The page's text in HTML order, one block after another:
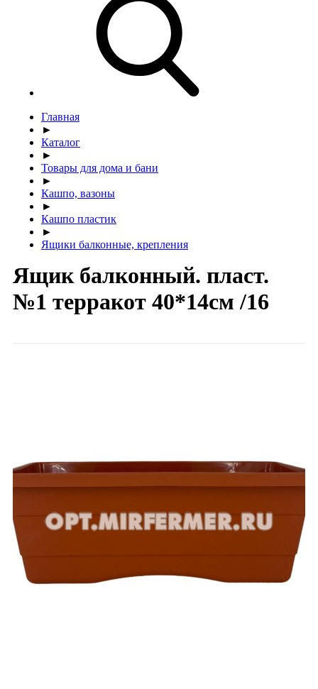
Главная
►
Каталог
►
Товары для дома и бани
►
Кашпо, вазоны
►
Кашпо пластик
►
Ящики балконные, крепления
Ящик балконный. пласт.
№1 терракот 40*14см /16